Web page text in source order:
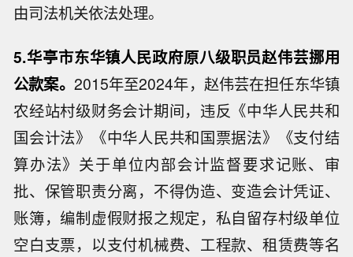
由司法机关依法处理。
5.华亭市东华镇人民政府原八级职员赵伟芸挪用
公款案。 2015年至2024年，赵伟芸在担任东华镇
农经站村级财务会计期间，违反《中华人民共和
国会计法》《中华人民共和国票据法》《支付结
算办法》关于单位内部会计监督要求记账、审
批、保管职责分离，不得伪造、变造会计凭证、
账簿，编制虚假财报之规定，私自留存村级单位
空白支票，以支付机械费、工程款、租赁费等名